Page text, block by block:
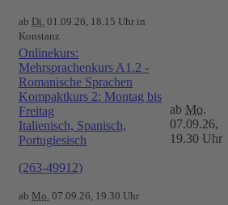
ab Di. 01.09.26, 18.15 Uhr in
Konstanz
Onlinekurs:
Mehrsprachenkurs A1.2 -
Romanische Sprachen
Kompaktkurs 2: Montag bis
Freitag
Italienisch, Spanisch,
Portugiesisch
(263-49912)
ab Mo. 07.09.26, 19.30 Uhr
ab Mo.
07.09.26,
19.30 Uhr